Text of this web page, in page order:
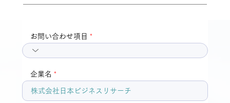
企業名
お問い合わせ項目